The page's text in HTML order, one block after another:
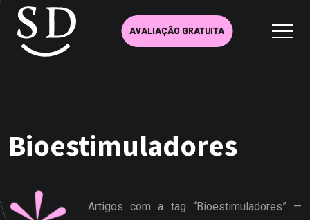
AVALIAÇÃO GRATUITA
Bioestimuladores
Artigos com a tag “Bioestimuladores” —